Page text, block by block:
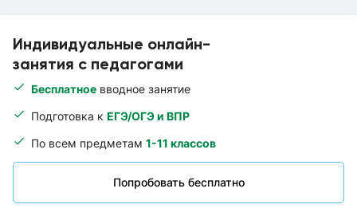
Индивидуальные онлайн-
занятия с педагогами
Бесплатное вводное занятие
Подготовка к ЕГЭ/ОГЭ и ВПР
По всем предметам 1-11 классов
Попробовать бесплатно